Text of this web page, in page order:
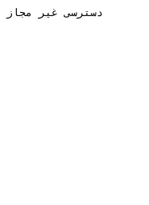
دسترسی غیر مجاز